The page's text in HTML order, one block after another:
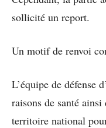
sollicité un report.
Un motif de renvoi
L’équipe de défense
raisons de santé
territoire national